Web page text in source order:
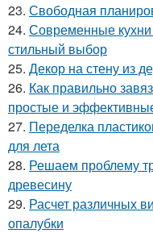
23. Свободная
24. Современные кухни
стильный выбор
25. Декор на стену из
26. Как правильно
простые и
27. Переделка
для лета
28. Решаем проблему
древесину
29. Расчет различных
опалубки